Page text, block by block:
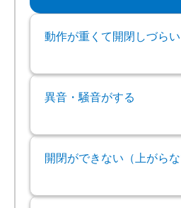
動作が重くて開閉しづらい
異音・騒音がする
開閉ができない（上がらな